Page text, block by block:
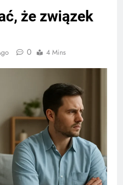
że związek
0 4 Mins